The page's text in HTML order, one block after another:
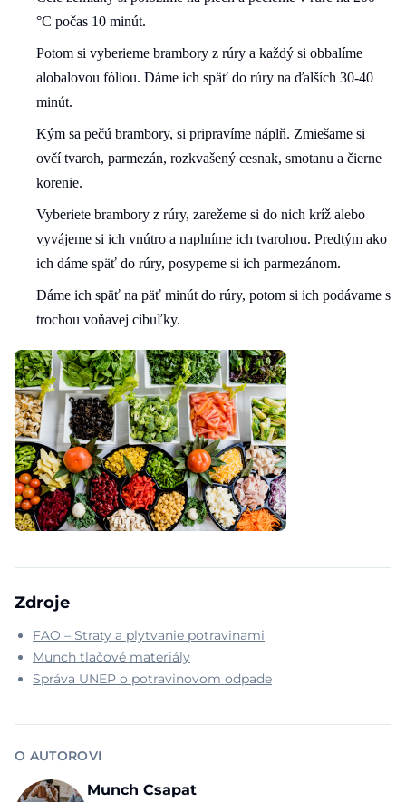
°C počas 10 minút.
Potom si vyberieme brambory z rúry a každý si obbalíme
alobalovou fóliou. Dáme ich späť do rúry na ďalších 30-40
minút.
Kým sa pečú brambory, si pripravíme náplň. Zmiešame si
ovčí tvaroh, parmezán, rozkvašený cesnak, smotanu a čierne
korenie.
Vyberiete brambory z rúry, zarežeme si do nich kríž alebo
vyvájeme si ich vnútro a naplníme ich tvarohou. Predtým ako
ich dáme späť do rúry, posypeme si ich parmezánom.
Dáme ich späť na päť minút do rúry, potom si ich podávame s
trochou voňavej cibuľky.
Zdroje
FAO – Straty a plytvanie potravinami
Munch tlačové materiály
Správa UNEP o potravinovom odpade
O AUTOROVI
Munch Csapat